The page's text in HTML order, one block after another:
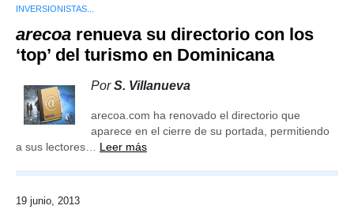
INVERSIONISTAS...
arecoa renueva su directorio con los
‘top’ del turismo en Dominicana
PorS. Villanueva
arecoa.com ha renovado el directorio que
aparece en el cierre de su portada, permitiendo
a sus lectores… Leer más
19 junio, 2013